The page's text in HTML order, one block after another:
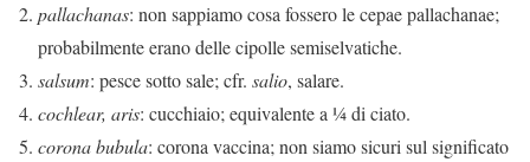
pallachanas: non sappiamo cosa fossero le cepae pallachanae;
probabilmente erano delle cipolle semiselvatiche.
salsum: pesce sotto sale; cfr. salio, salare.
cochlear, aris: cucchiaio; equivalente a ¼ di ciato.
corona bubula: corona vaccina; non siamo sicuri sul significato